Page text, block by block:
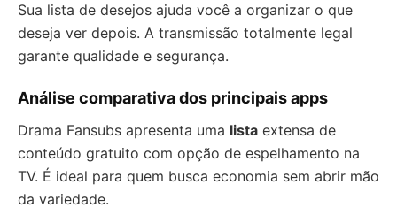
Sua lista de desejos ajuda você a organizar o que
deseja ver depois. A transmissão totalmente legal
garante qualidade e segurança.
Análise comparativa dos principais apps
Drama Fansubs apresenta uma lista extensa de
conteúdo gratuito com opção de espelhamento na
TV. É ideal para quem busca economia sem abrir mão
da variedade.